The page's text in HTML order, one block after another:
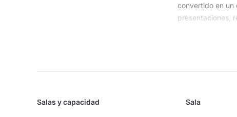
convertido en un
presentaciones,
Su localización
cualquier
Salas y capacidad Sala